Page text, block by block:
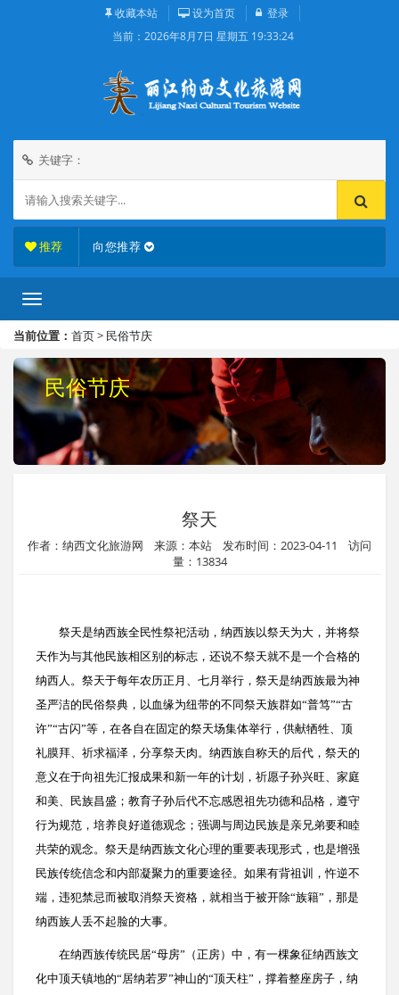
收藏本站 设为首页
登录
当前： 2026年8月7日 星期五 19:33:25
关键字：
推荐 向您推荐
当前位置： 首页> 民俗节庆
民俗节庆
祭天
作者：纳西文化旅游网 来源：本站 发布时间：2023-04-11 访问
量：13834
祭天是纳西族全民性祭祀活动，纳西族以祭天为大，并将祭
天作为与其他民族相区别的标志，还说不祭天就不是一个合格的
纳西人。祭天于每年农历正月、七月举行，祭天是纳西族最为神
圣严洁的民俗祭典，以血缘为纽带的不同祭天族群如“普笃”“古
许”“古闪”等，在各自在固定的祭天场集体举行，供献牺牲、顶
礼膜拜、祈求福泽，分享祭天肉。纳西族自称天的后代，祭天的
意义在于向祖先汇报成果和新一年的计划，祈愿子孙兴旺、家庭
和美、民族昌盛；教育子孙后代不忘感恩祖先功德和品格，遵守
行为规范，培养良好道德观念；强调与周边民族是亲兄弟要和睦
共荣的观念。祭天是纳西族文化心理的重要表现形式，也是增强
民族传统信念和内部凝聚力的重要途径。如果有背祖训，忤逆不
端，违犯禁忌而被取消祭天资格，就相当于被开除“族籍”，那是
纳西族人丢不起脸的大事。
在纳西族传统民居“母房”（正房）中，有一棵象征纳西族文
化中顶天镇地的“居纳若罗”神山的“顶天柱”，撑着整座房子，纳